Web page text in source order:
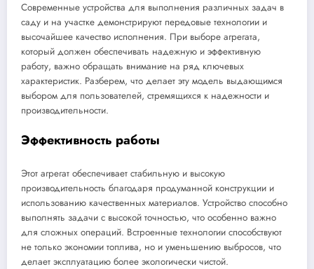
Современные устройства для выполнения различных задач в
саду и на участке демонстрируют передовые технологии и
высочайшее качество исполнения. При выборе агрегата,
который должен обеспечивать надежную и эффективную
работу, важно обращать внимание на ряд ключевых
характеристик. Разберем, что делает эту модель выдающимся
выбором для пользователей, стремящихся к надежности и
производительности.
Эффективность работы
Этот агрегат обеспечивает стабильную и высокую
производительность благодаря продуманной конструкции и
использованию качественных материалов. Устройство способно
выполнять задачи с высокой точностью, что особенно важно
для сложных операций. Встроенные технологии способствуют
не только экономии топлива, но и уменьшению выбросов, что
делает эксплуатацию более экологически чистой.